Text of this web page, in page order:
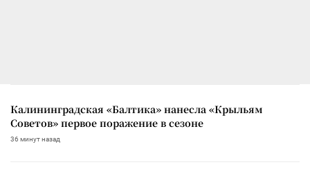
Калининградская «Балтика» нанесла «Крыльям
Советов» первое поражение в сезоне
36 минут назад